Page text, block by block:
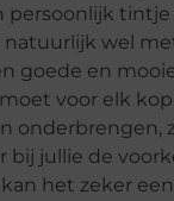
natuurlijk wel
en
voor elk
jullie de
het zeker